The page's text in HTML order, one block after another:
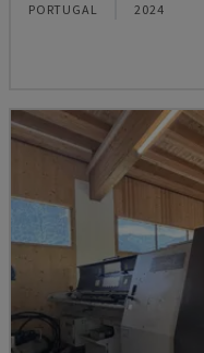
PORTUGAL 2024